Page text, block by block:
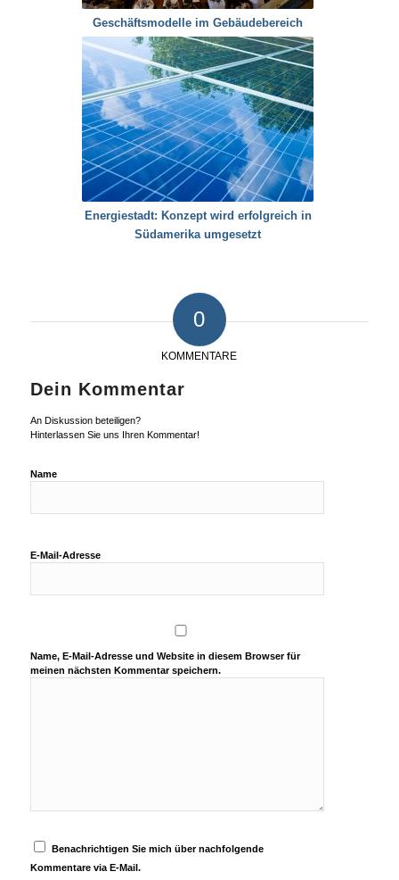
Geschäftsmodelle im Gebäudebereich
Energiestadt: Konzept wird erfolgreich in
Südamerika umgesetzt
0
KOMMENTARE
Dein Kommentar
An Diskussion beteiligen?
Hinterlassen Sie uns Ihren Kommentar!
Name
E-Mail-Adresse
Name, E-Mail-Adresse und Website in diesem Browser für
meinen nächsten Kommentar speichern.
Benachrichtigen Sie mich über nachfolgende
Kommentare via E-Mail.